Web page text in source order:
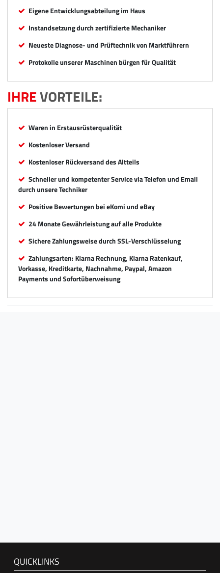
Eigene Entwicklungsabteilung im Haus
Instandsetzung durch zertifizierte Mechaniker
Neueste Diagnose- und Prüftechnik von Marktführern
Protokolle unserer Maschinen bürgen für Qualität
IHREVORTEILE:
Waren in Erstausrüsterqualität
Kostenloser Versand
Kostenloser Rückversand des Altteils
Schneller und kompetenter Service via Telefon und Email
durch unsere Techniker
Positive Bewertungen bei eKomi und eBay
24 Monate Gewährleistung auf alle Produkte
Sichere Zahlungsweise durch SSL-Verschlüsselung
Zahlungsarten: Klarna Rechnung, Klarna Ratenkauf,
Vorkasse, Kreditkarte, Nachnahme, Paypal, Amazon
Payments und Sofortüberweisung
QUICKLINKS